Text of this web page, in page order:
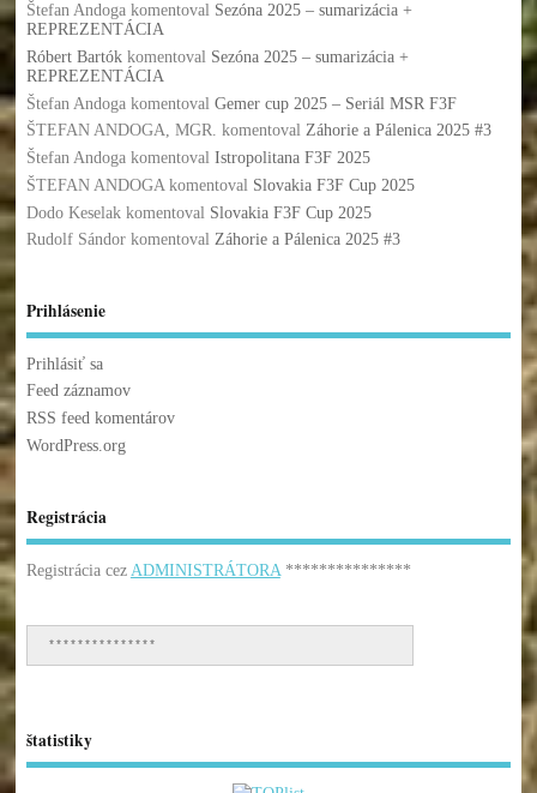
Štefan Andogakomentoval Sezóna 2025 – sumarizácia +
REPREZENTÁCIA
Róbert Bartókkomentoval Sezóna 2025 – sumarizácia +
REPREZENTÁCIA
Štefan Andogakomentoval Gemer cup 2025 – Seriál MSR F3F
ŠTEFAN ANDOGA, MGR. komentoval Záhorie a Pálenica 2025 #3
Štefan Andogakomentoval Istropolitana F3F 2025
ŠTEFAN ANDOGAkomentoval Slovakia F3F Cup 2025
Dodo Keselakkomentoval Slovakia F3F Cup 2025
Rudolf Sándorkomentoval Záhorie a Pálenica 2025 #3
Prihlásenie
Prihlásiť sa
Feed záznamov
RSS feed komentárov
WordPress.org
Registrácia
Registrácia cez ADMINISTRÁTORA***************
***************
štatistiky